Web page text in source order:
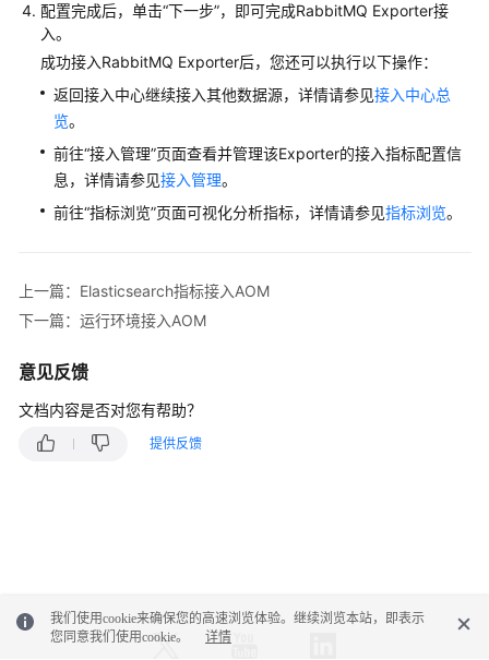
区
用
指
南
（1.0）
（联
API（联
区
域）
用
区
域）
配置完成后，单击“下一步”，即可完成RabbitMQ Exporter接
入。
成功接入RabbitMQ Exporter后，您还可以执行以下操作：
返回接入中心继续接入其他数据源，详情请参见接入中心总
览。
前往“接入管理”页面查看并管理该Exporter的接入指标配置信
息，详情请参见接入管理。
前往“指标浏览”页面可视化分析指标，详情请参见指标浏览。
上一篇：Elasticsearch指标接入AOM
下一篇：运行环境接入AOM
意见反馈
文档内容是否对您有帮助？
提供反馈
我们使用cookie来确保您的高速浏览体验。继续浏览本站，即表示
您同意我们使用cookie。
详情